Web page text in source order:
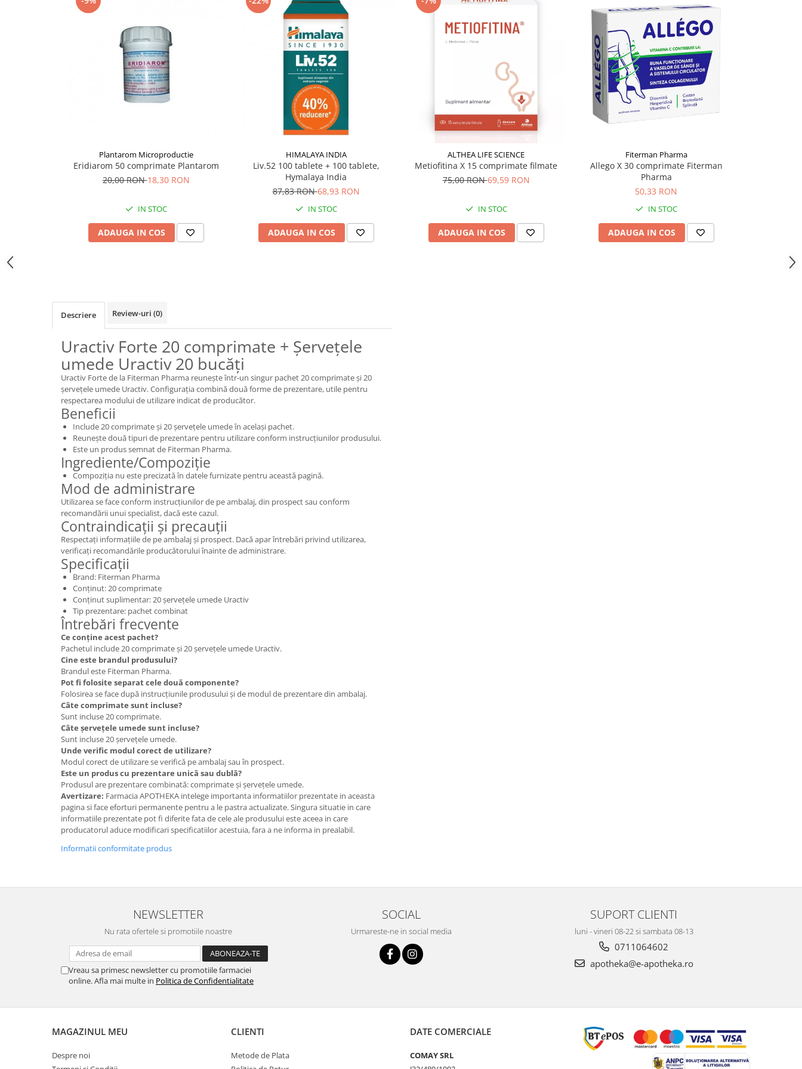
Supliment Vitamina D3
Plantarom Microproductie
Eridiarom 50 comprimate Plantarom
20,00 RON18,30 RON
IN STOC
ADAUGA IN COS
HIMALAYA INDIA
Liv.52 100 tablete + 100 tablete,
Hymalaya India
87,83 RON68,93 RON
IN STOC
ADAUGA IN COS
ALTHEA LIFE SCIENCE
Metiofitina X 15 comprimate filmate
75,00 RON69,59 RON
IN STOC
ADAUGA IN COS
Fiterman Pharma
Allego X 30 comprimate Fiterman
Pharma
50,33 RON
IN STOC
ADAUGA IN COS
Descriere Review-uri (0)
Uractiv Forte 20 comprimate + Șervețele
umede Uractiv 20 bucăți
Uractiv Forte de la Fiterman Pharma reunește într-un singur pachet 20 comprimate și 20
șervețele umede Uractiv. Configurația combină două forme de prezentare, utile pentru
respectarea modului de utilizare indicat de producător.
Beneficii
Include 20 comprimate și 20 șervețele umede în același pachet.
Reunește două tipuri de prezentare pentru utilizare conform instrucțiunilor produsului.
Este un produs semnat de Fiterman Pharma.
Ingrediente/Compoziție
Compoziția nu este precizată în datele furnizate pentru această pagină.
Mod de administrare
Utilizarea se face conform instrucțiunilor de pe ambalaj, din prospect sau conform
recomandării unui specialist, dacă este cazul.
Contraindicații și precauții
Respectați informațiile de pe ambalaj și prospect. Dacă apar întrebări privind utilizarea,
verificați recomandările producătorului înainte de administrare.
Specificații
Brand: Fiterman Pharma
Conținut: 20 comprimate
Conținut suplimentar: 20 șervețele umede Uractiv
Tip prezentare: pachet combinat
Întrebări frecvente
Ce conține acest pachet?
Pachetul include 20 comprimate și 20 șervețele umede Uractiv.
Cine este brandul produsului?
Brandul este Fiterman Pharma.
Pot fi folosite separat cele două componente?
Folosirea se face după instrucțiunile produsului și de modul de prezentare din ambalaj.
Câte comprimate sunt incluse?
Sunt incluse 20 comprimate.
Câte șervețele umede sunt incluse?
Sunt incluse 20 șervețele umede.
Unde verific modul corect de utilizare?
Modul corect de utilizare se verifică pe ambalaj sau în prospect.
Este un produs cu prezentare unică sau dublă?
Produsul are prezentare combinată: comprimate și șervețele umede.
Avertizare: Farmacia APOTHEKA intelege importanta informatiilor prezentate in aceasta
pagina si face eforturi permanente pentru a le pastra actualizate. Singura situatie in care
informatiile prezentate pot fi diferite fata de cele ale produsului este aceea in care
producatorul aduce modificari specificatiilor acestuia, fara a ne informa in prealabil.
Informatii conformitate produs
NEWSLETTER
Nu rata ofertele si promotiile noastre
Vreau sa primesc newsletter cu promotiile farmaciei
online. Afla mai multe in Politica de Confidentialitate
SOCIAL
Urmareste-ne in social media
SUPORT CLIENTI
luni - vineri 08-22 si sambata 08-13
0711064602
apotheka@e-apotheka.ro
MAGAZINUL MEU
Despre noi
CLIENTI
Metode de Plata
DATE COMERCIALE
COMAY SRL